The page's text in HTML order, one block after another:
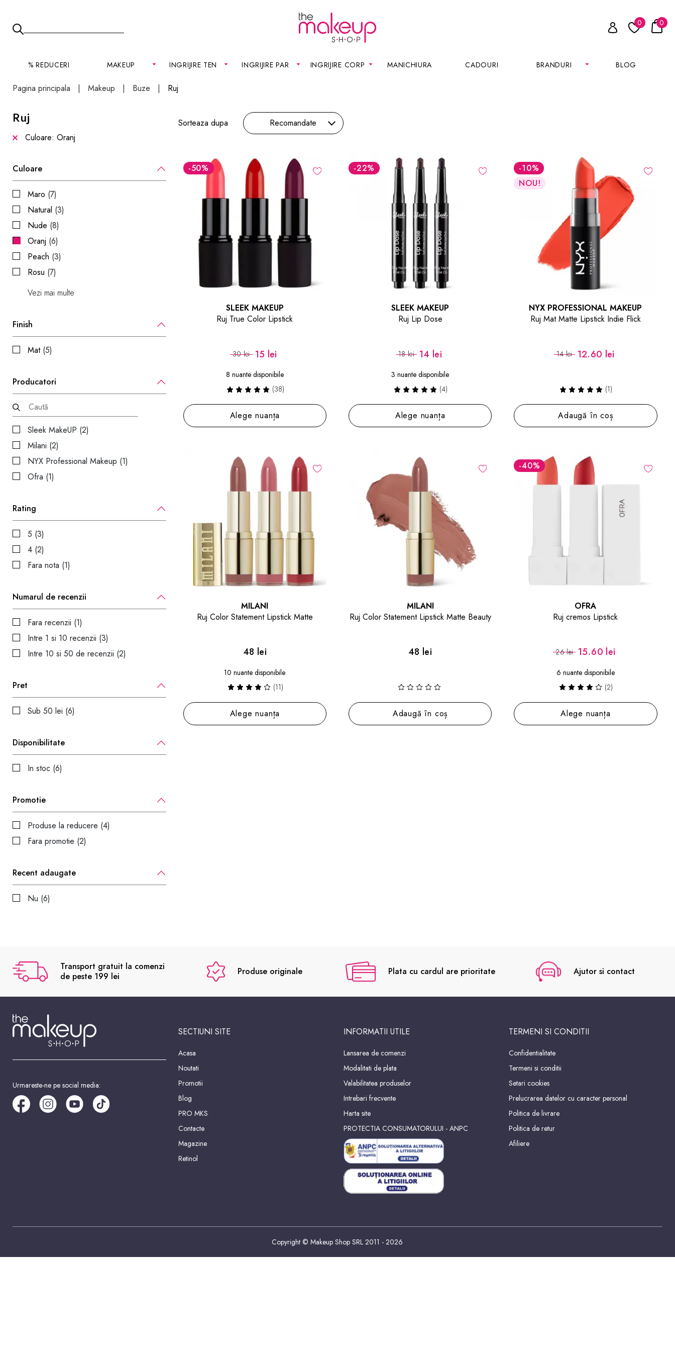
0 0
% REDUCERI MAKEUP INGRIJIRE TEN INGRIJIRE PAR INGRIJIRE CORP MANICHIURA CADOURI BRANDURI BLOG
Pagina principala Makeup Buze Ruj
Ruj
Culoare: Oranj
Culoare
Maro (7)
Natural (3)
Nude (8)
Oranj (6)
Peach (3)
Rosu (7)
Vezi mai multe
Finish
Mat(5)
Producatori
Sleek MakeUP (2)
Milani (2)
NYX Professional Makeup (1)
Ofra (1)
Rating
5 (3)
4 (2)
Fara nota (1)
Numarul de recenzii
Fara recenzii (1)
Intre 1 si 10 recenzii (3)
Intre 10 si 50 de recenzii (2)
Pret
Sub 50 lei (6)
Disponibilitate
In stoc (6)
Promotie
Produse la reducere (4)
Fara promotie (2)
Recent adaugate
Nu (6)
Sorteaza dupa Recomandate
-50%
SLEEK MAKEUP
Ruj True Color Lipstick
30 lei 15 lei
8 nuante disponibile
(38)
Alege nuanța
-22%
SLEEK MAKEUP
Ruj Lip Dose
18 lei 14 lei
3 nuante disponibile
(4)
Alege nuanța
-10%
NOU!
NYX PROFESSIONAL MAKEUP
Ruj Mat Matte Lipstick Indie Flick
14 lei 12.60 lei
(1)
Adaugă în coș
MILANI
Ruj Color Statement Lipstick Matte
48 lei
10 nuante disponibile
(11)
Alege nuanța
MILANI
Ruj Color Statement Lipstick Matte Beauty
48 lei
Adaugă în coș
-40%
OFRA
Ruj cremos Lipstick
26 lei 15.60 lei
6 nuante disponibile
(2)
Alege nuanța
Transport gratuit la comenzi
de peste 199 lei
Produse originale Plata cu cardul are prioritate Ajutor si contact
Urmareste-ne pe social media:
SECTIUNI SITE
Acasa
Noutati
Promotii
Blog
PRO MKS
Contacte
Magazine
Retinol
INFORMATII UTILE
Lansarea de comenzi
Modalitati de plata
Valabilitatea produselor
Intrebari frecvente
Harta site
PROTECTIA CONSUMATORULUI - ANPC
TERMENI SI CONDITII
Confidentialitate
Termeni si conditii
Setari cookies
Prelucrarea datelor cu caracter personal
Politica de livrare
Politica de retur
Afiliere
Copyright © Makeup Shop SRL 2011 - 2026